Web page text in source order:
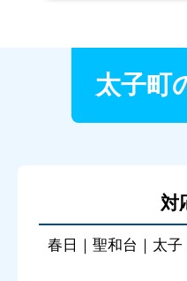
太子町
対
春日｜聖和台｜太子